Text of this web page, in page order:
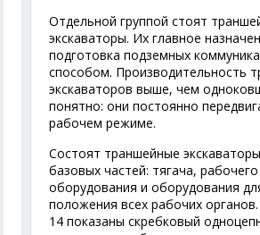
Отдельной группой стоят
экскаваторы. Их главное
подготовка подземных
способом. Производительность
экскаваторов выше, чем
понятно: они постоянно
рабочем режиме.
Состоят траншейные
базовых частей: тягача, рабочего
оборудования и оборудования
положения всех рабочих
14 показаны скребковый